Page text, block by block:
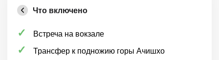
Что включено
Встреча на вокзале
Трансфер к подножию горы Ачишхо